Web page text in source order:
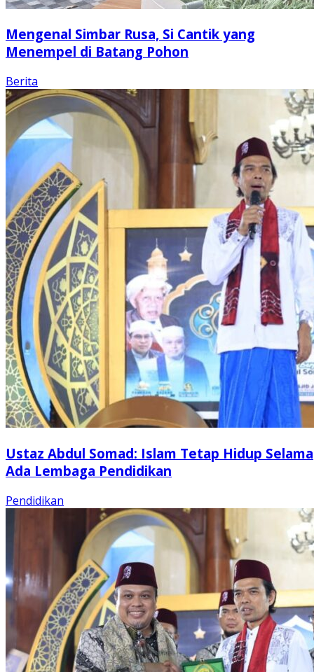
Mengenal Simbar Rusa, Si Cantik yang
Menempel di Batang Pohon
Berita
Ustaz Abdul Somad: Islam Tetap Hidup Selama
Ada Lembaga Pendidikan
Pendidikan